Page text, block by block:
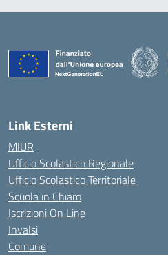
Link Esterni
MIUR
Ufficio Scolastico Regionale
Ufficio Scolastico Territoriale
Scuola in Chiaro
Iscrizioni On Line
Invalsi
Comune